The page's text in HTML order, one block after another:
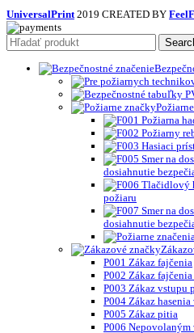
UniversalPrint 2019 CREATED BY
dosiahnutie
požiaru
dosiahnutie
P001 Zákaz fajčenia
P002 Zákaz
P003 Zákaz vstupu
P004 Zákaz hasenia
P005 Zákaz pitia
P006 Nepovolaným